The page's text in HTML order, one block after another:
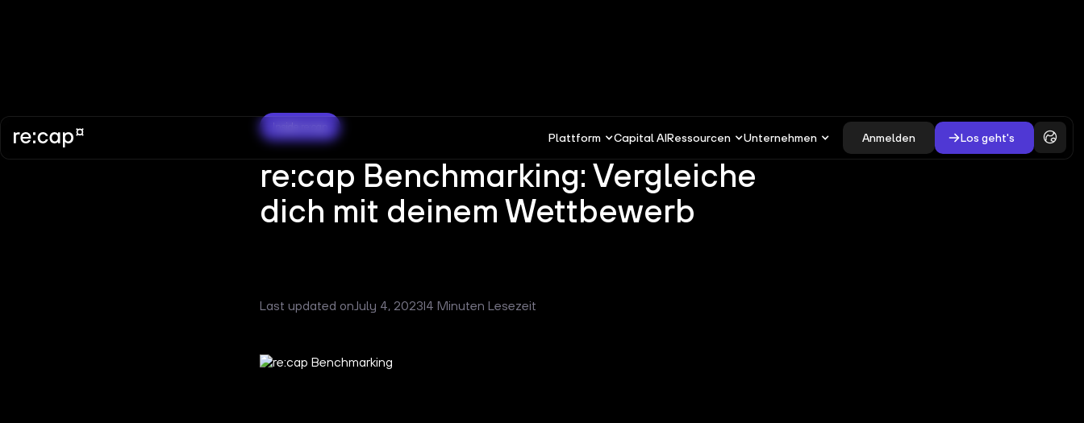
Plattform Capital AIRessourcen Unternehmen Anmelden Los geht's
re:cap Benchmarking: Vergleiche
dich mit deinem Wettbewerb
Last updated onJuly 4, 2023I4 Minuten Lesezeit